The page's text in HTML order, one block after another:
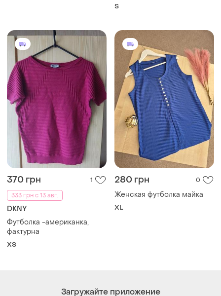
370 грн
1
333 грн с 13 авг.
DKNY
Футболка -американка,
280 грн 0
Женская футболка майка
XL